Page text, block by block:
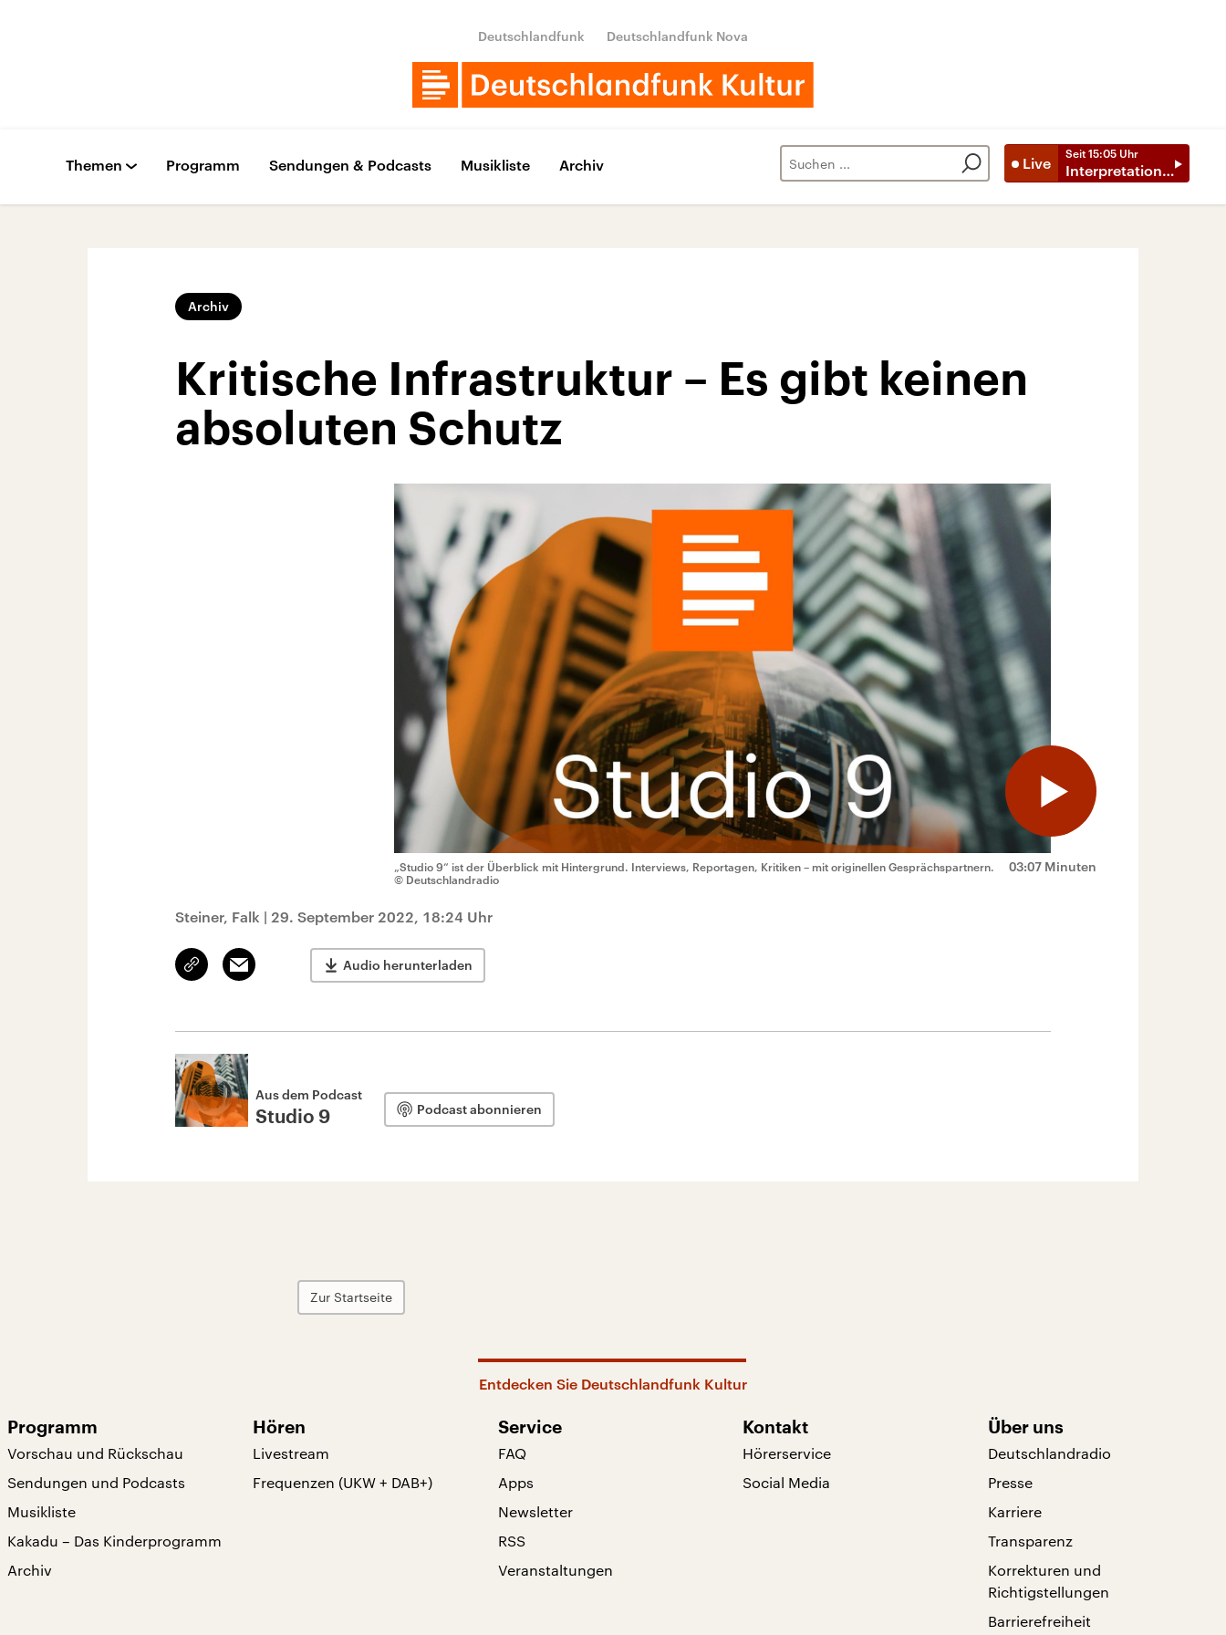
Deutschlandfunk Deutschlandfunk Nova
Live
Seit 15:05 Uhr
Interpretationen
Themen Programm Sendungen & Podcasts Musikliste Archiv
Archiv
Kritische Infrastruktur – Es gibt keinen
absoluten Schutz
03:07 Minuten
„Studio 9“ ist der Überblick mit Hintergrund. Interviews, Reportagen, Kritiken – mit originellen Gesprächspartnern.
© Deutschlandradio
Steiner, Falk | 29. September 2022, 18:24 Uhr
Link
kopieren/teilen
Email Audio herunterladen
Aus dem Podcast
Studio 9 Podcast abonnieren
Zur Startseite
Entdecken Sie Deutschlandfunk Kultur
Programm
Vorschau und Rückschau
Sendungen und Podcasts
Musikliste
Kakadu – Das Kinderprogramm
Archiv
Hören
Livestream
Frequenzen (UKW + DAB+)
Service
FAQ
Apps
Newsletter
RSS
Veranstaltungen
Kontakt
Hörerservice
Social Media
Über uns
Deutschlandradio
Presse
Karriere
Transparenz
Korrekturen und
Richtigstellungen
Barrierefreiheit